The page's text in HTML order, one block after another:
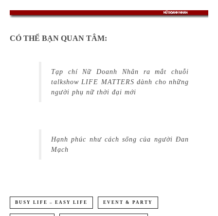
CÓ THỂ BẠN QUAN TÂM:
Tạp chí Nữ Doanh Nhân ra mắt chuỗi
talkshow LIFE MATTERS dành cho những
người phụ nữ thời đại mới
Hạnh phúc như cách sống của người Đan
Mạch
BUSY LIFE – EASY LIFE EVENT & PARTY